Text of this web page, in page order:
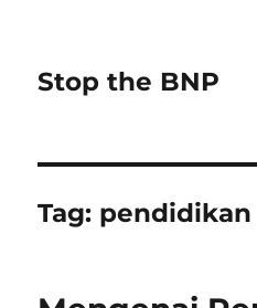
Stop the BNP
Tag: pendidikan